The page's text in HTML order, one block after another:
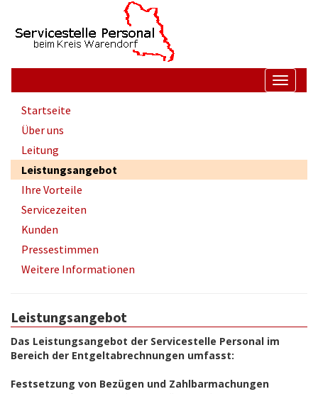
Inhalt
Suche
Startseite
aus
Untermenüpunkte
aktuellen
Bereich
Startseite
Über uns
Leitung
Leistungsangebot
Ihre Vorteile
Servicezeiten
Kunden
Pressestimmen
Weitere Informationen
Leistungsangebot
Das Leistungsangebot der Servicestelle Personal im
Bereich der Entgeltabrechnungen umfasst:
Festsetzung von Bezügen und Zahlbarmachungen